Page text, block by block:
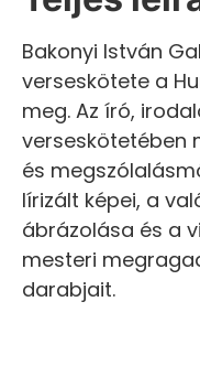
Bakonyi István
verseskötete a
meg. Az író,
verseskötetében
és
lírizált képei, a
ábrázolása és a
mesteri
darabjait.